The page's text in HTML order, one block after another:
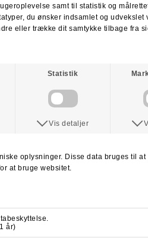
Baker Skateboard Hjul
51mm